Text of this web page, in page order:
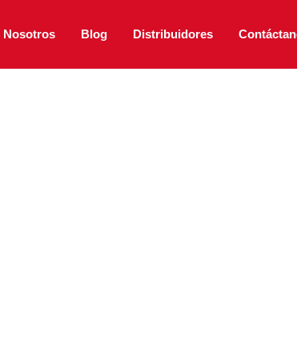
Nosotros Blog Distribuidores